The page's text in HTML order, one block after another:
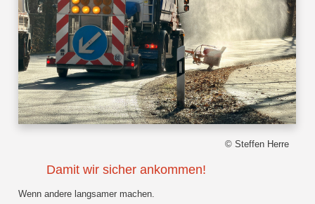
© Steffen Herre
Damit wir sicher ankommen!
Wenn andere langsamer machen.